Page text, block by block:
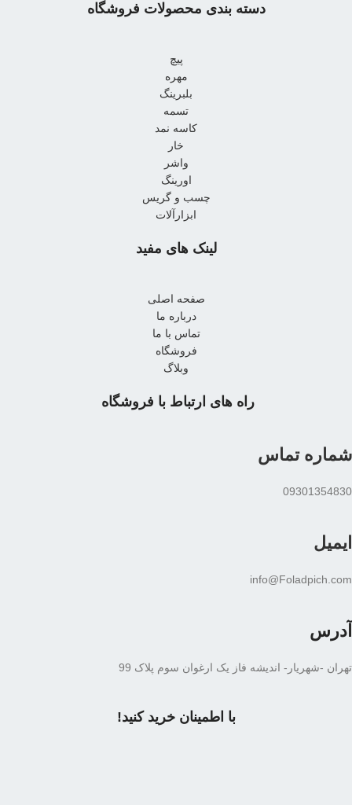
دسته بندی محصولات فروشگاه
پیچ
مهره
بلبرینگ
تسمه
کاسه نمد
خار
واشر
اورینگ
چسب و گریس
ابزارآلات
لینک های مفید
صفحه اصلی
درباره ما
تماس با ما
فروشگاه
وبلاگ
راه های ارتباط با فروشگاه
شماره تماس
09301354830
ایمیل
info@Foladpich.com
آدرس
تهران -شهریار- اندیشه فاز یک ارغوان سوم پلاک 99
با اطمینان خرید کنید!